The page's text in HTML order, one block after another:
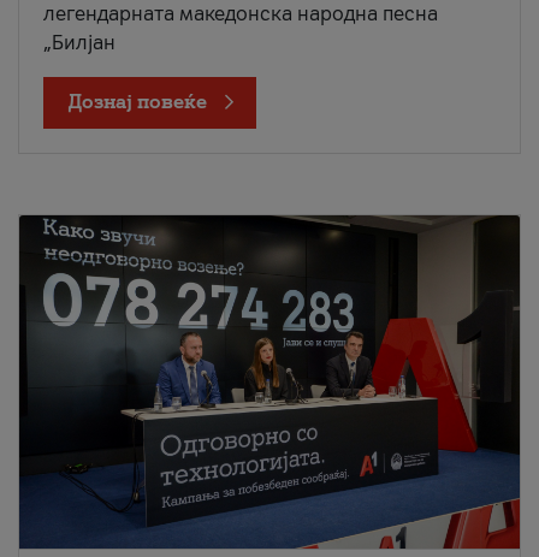
легендарната македонска народна песна
„Билјан
Дознај повеќе